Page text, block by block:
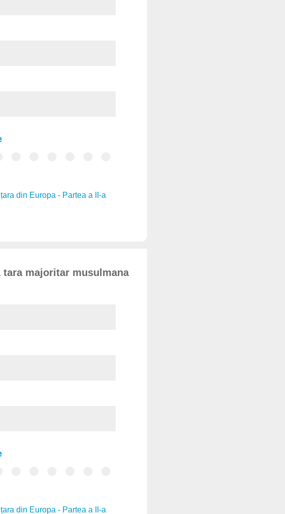
din Europa - Partea a II-a
majoritar musulmana
din Europa - Partea a II-a